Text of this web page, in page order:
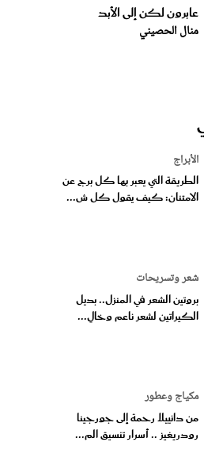
عابرون لكن إلى الأبد
منال الحصيني
الأبراج
الطريقة التي يعبر بها كل برج عن
الامتنان: كيف يقول كل ش...
شعر وتسريحات
بروتين الشعر في المنزل.. بديل
الكيراتين لشعر ناعم وخالٍ...
مكياج وعطور
من دانييلا رحمة إلى جورجينا
رودريغيز .. أسرار تنسيق الم...